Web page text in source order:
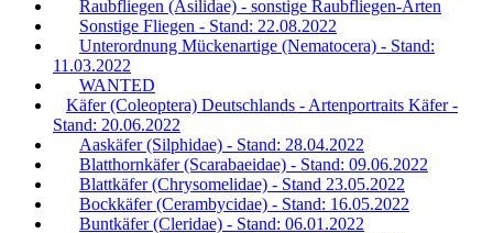
Raubfliegen (Asilidae) - sonstige Raubfliegen-Arten
Sonstige Fliegen - Stand: 22.08.2022
Unterordnung Mückenartige (Nematocera) - Stand:
11.03.2022
WANTED
Käfer (Coleoptera) Deutschlands - Artenportraits Käfer -
Stand: 20.06.2022
Aaskäfer (Silphidae) - Stand: 28.04.2022
Blatthornkäfer (Scarabaeidae) - Stand: 09.06.2022
Blattkäfer (Chrysomelidae) - Stand 23.05.2022
Bockkäfer (Cerambycidae) - Stand: 16.05.2022
Buntkäfer (Cleridae) - Stand: 06.01.2022